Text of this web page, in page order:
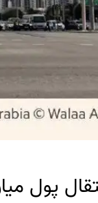
پول